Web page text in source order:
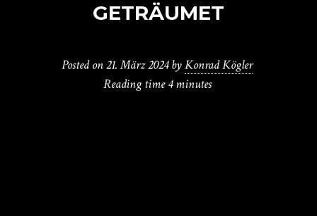
GETRÄUMET
Posted on21. März 2024 byKonrad Kögler
Reading time4 minutes